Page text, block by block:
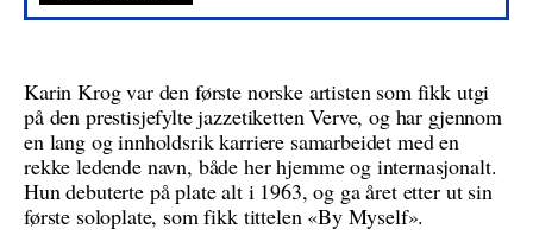
Karin Krog var den første norske artisten som fikk utgi
på den prestisjefylte jazzetiketten Verve, og har gjennom
en lang og innholdsrik karriere samarbeidet med en
rekke ledende navn, både her hjemme og internasjonalt.
Hun debuterte på plate alt i 1963, og ga året etter ut sin
første soloplate, som fikk tittelen «By Myself».